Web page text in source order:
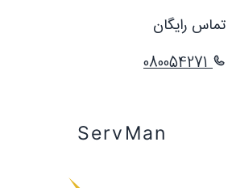
تماس رایگان
080054271
ServMan